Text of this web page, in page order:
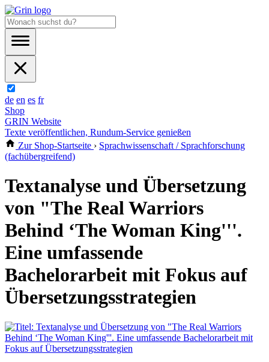
de en es fr
Shop
GRIN Website
Texte veröffentlichen, Rundum-Service genießen
Zur Shop-Startseite › Sprachwissenschaft / Sprachforschung
(fachübergreifend)
Textanalyse und Übersetzung
von "The Real Warriors
Behind ‘The Woman King'''.
Eine umfassende
Bachelorarbeit mit Fokus auf
Übersetzungsstrategien